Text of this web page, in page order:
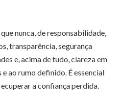
nunca, de responsabilidade,
transparência, segurança
e, acima de tudo, clareza em
ao rumo definido. É essencial
a confiança perdida.